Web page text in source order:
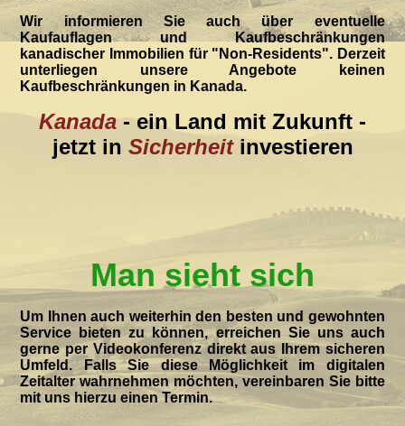
Wir informieren Sie auch über eventuelle
Kaufauflagen und Kaufbeschränkungen
kanadischer Immobilien für "Non-Residents". Derzeit
unterliegen unsere Angebote keinen
Kaufbeschränkungen in Kanada.
Kanada - ein Land mit Zukunft -
jetzt in Sicherheitinvestieren
Man sieht sich
Um Ihnen auch weiterhin den besten und gewohnten
Service bieten zu können, erreichen Sie uns auch
gerne per Videokonferenz direkt aus Ihrem sicheren
Umfeld. Falls Sie diese Möglichkeit im digitalen
Zeitalter wahrnehmen möchten, vereinbaren Sie bitte
mit uns hierzu einen Termin.